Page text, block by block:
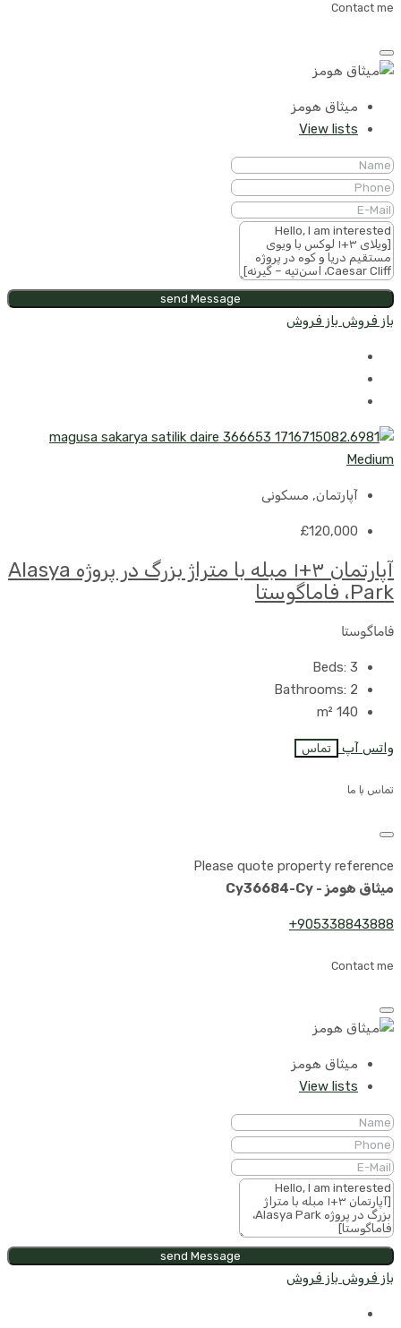
Contact me
میثاق هومز
View lists
send Message
باز فروش باز فروش
آپارتمان, مسکونی
£120,000
آپارتمان ۳+۱ مبله با متراژ بزرگ در پروژه Alasya
Park، فاماگوستا
فاماگوستا
Beds: 3
Bathrooms: 2
140
m²
واتس آپ تماس
تماس با ما
Please quote property reference
میثاق هومز - Cy36684-Cy
905338843888+
Contact me
میثاق هومز
View lists
send Message
باز فروش باز فروش